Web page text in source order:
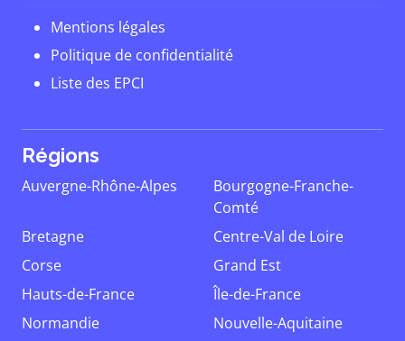
Mentions légales
Politique de confidentialité
Liste des EPCI
Régions
Auvergne-Rhône-Alpes
Bourgogne-Franche-
Comté
Bretagne
Centre-Val de Loire
Corse
Grand Est
Hauts-de-France
Île-de-France
Normandie
Nouvelle-Aquitaine